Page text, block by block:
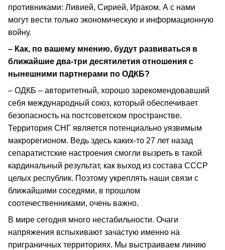
противниками: Ливией, Сирией, Ираком. А с нами
могут вести только экономическую и информационную
войну.
– Как, по вашему мнению, будут развиваться в
ближайшие два-три десятилетия отношения с
нынешними партнерами по ОДКБ?
– ОДКБ – авторитетный, хорошо зарекомендовавший
себя международный союз, который обеспечивает
безопасность на постсоветском пространстве.
Территория СНГ является потенциально уязвимым
макрорегионом. Ведь здесь каких-то 27 лет назад
сепаратистские настроения смогли вызреть в такой
кардинальный результат, как выход из состава СССР
целых республик. Поэтому укреплять наши связи с
ближайшими соседями, в прошлом
соотечественниками, очень важно.
В мире сегодня много нестабильности. Очаги
напряжения вспыхивают зачастую именно на
приграничных территориях. Мы выстраиваем линию